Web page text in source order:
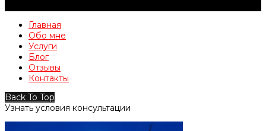
Главная
Обо мне
Услуги
Блог
Отзывы
Контакты
Back To Top
Узнать условия консультации